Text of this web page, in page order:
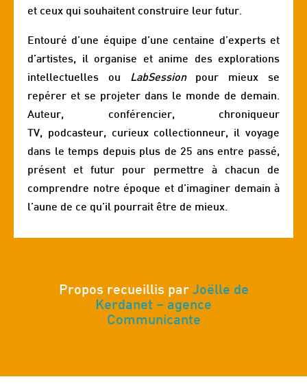
et ceux qui souhaitent construire leur futur.
Entouré d’une équipe d’une centaine d’experts et
d’artistes, il organise et anime des explorations
intellectuelles ou LabSession pour mieux se
repérer et se projeter dans le monde de demain.
Auteur, conférencier, chroniqueur
TV, podcasteur, curieux collectionneur, il voyage
dans le temps depuis plus de 25 ans entre passé,
présent et futur pour permettre à chacun de
comprendre notre époque et d’imaginer demain à
l’aune de ce qu’il pourrait être de mieux.
Propos recueillis par Joëlle de
Kerdanet – agence
Communicante